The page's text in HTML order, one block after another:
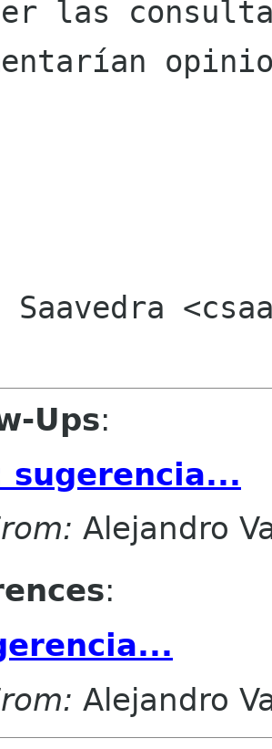
las
Saavedra
Ups:
sugerencia...
Alejandro
:
Alejandro